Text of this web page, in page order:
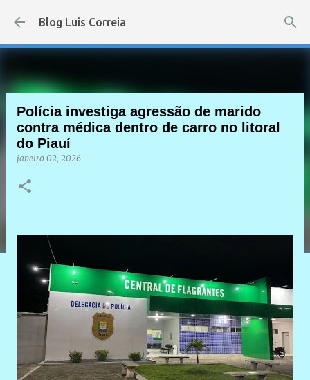
Pular para o conteúdo principal
Blog Luis Correia
Polícia investiga agressão de marido
contra médica dentro de carro no litoral
do Piauí
janeiro 02, 2026